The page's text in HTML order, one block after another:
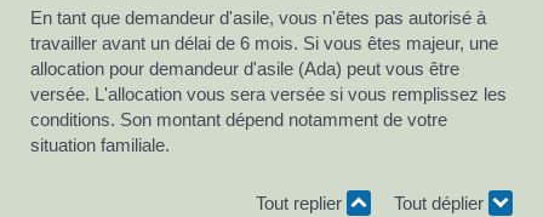
En tant que demandeur d'asile, vous n'êtes pas autorisé à
travailler avant un délai de 6 mois. Si vous êtes majeur, une
allocation pour demandeur d'asile (Ada) peut vous être
versée. L'allocation vous sera versée si vous remplissez les
conditions. Son montant dépend notamment de votre
situation familiale.
Tout replier Tout déplier